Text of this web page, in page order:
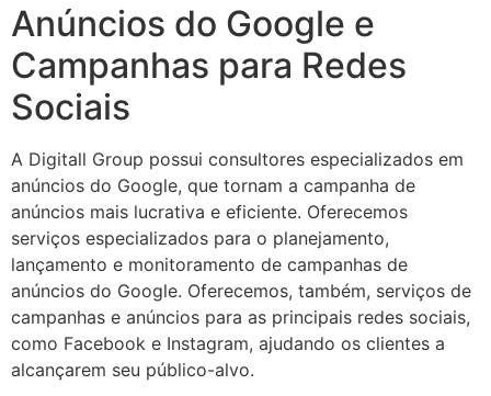
Anúncios do Google e
Campanhas para Redes
Sociais
A Digitall Group possui consultores especializados em
anúncios do Google, que tornam a campanha de
anúncios mais lucrativa e eficiente. Oferecemos
serviços especializados para o planejamento,
lançamento e monitoramento de campanhas de
anúncios do Google. Oferecemos, também, serviços de
campanhas e anúncios para as principais redes sociais,
como Facebook e Instagram, ajudando os clientes a
alcançarem seu público-alvo.